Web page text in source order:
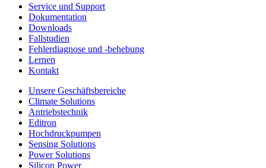
Service und Support
Dokumentation
Downloads
Fallstudien
Fehlerdiagnose und -behebung
Lernen
Kontakt
Unsere Geschäftsbereiche
Climate Solutions
Antriebstechnik
Editron
Hochdruckpumpen
Sensing Solutions
Power Solutions
Silicon Power